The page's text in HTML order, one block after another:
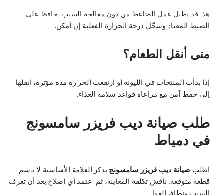
هذا قد يطيل عمل الضاغط من دون معالجة السبب. حافظ على
الضبط المعتاد وسجّل درجة الحرارة الفعلية إن أمكن.
متى أنقل الطعام؟
إذا بدأت المنتجات في الليونة أو ارتفعت الحرارة مدة مؤثرة، انقلها
إلى حفظ آمن مع مراعاة قواعد سلامة الغذاء.
طلب صيانة ديب فريزر سامسونج
في دمياط
اطلب صيانة ديب فريزر سامسونج بذكر العلامة الأساسية لا باسم
قطعة متوقعة. ناقش تكلفة المعاينة، ثم اعتمد أي إصلاح بعد أن تعرف
السبب ونطاق العمل.